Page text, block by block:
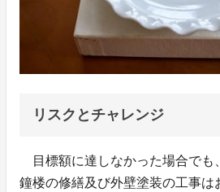
リスクとチャレンジ
目標額に達しなかった場合でも
鐘楼の修繕及び外壁塗装の工事は